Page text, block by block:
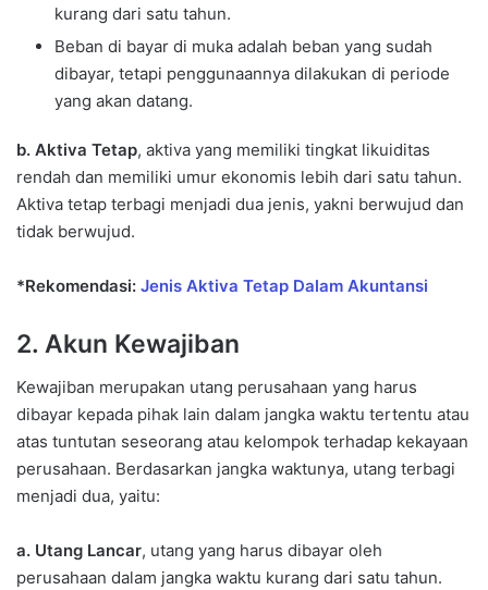
kurang dari satu tahun.
Beban di bayar di muka adalah beban yang sudah
dibayar, tetapi penggunaannya dilakukan di periode
yang akan datang.
b. Aktiva Tetap, aktiva yang memiliki tingkat likuiditas
rendah dan memiliki umur ekonomis lebih dari satu tahun.
Aktiva tetap terbagi menjadi dua jenis, yakni berwujud dan
tidak berwujud.
*Rekomendasi: Jenis Aktiva Tetap Dalam Akuntansi
2. Akun Kewajiban
Kewajiban merupakan utang perusahaan yang harus
dibayar kepada pihak lain dalam jangka waktu tertentu atau
atas tuntutan seseorang atau kelompok terhadap kekayaan
perusahaan. Berdasarkan jangka waktunya, utang terbagi
menjadi dua, yaitu:
a. Utang Lancar, utang yang harus dibayar oleh
perusahaan dalam jangka waktu kurang dari satu tahun.